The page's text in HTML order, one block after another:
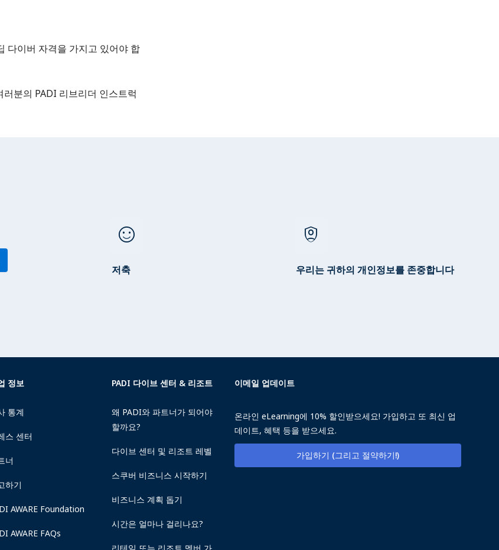
다이버 자격을 가지고 있어야 합
분의 PADI 리브리더 인스트럭
sentiment_satisfied
저축
shield_person
우리는 귀하의 개인정보를 존중합니다
정보
통계
스 센터
너
하기
AWARE Foundation
AWARE FAQs
PADI 다이브 센터 & 리조트
왜 PADI와 파트너가 되어야
할까요?
다이브 센터 및 리조트 레벨
스쿠버 비즈니스 시작하기
비즈니스 계획 돕기
시간은 얼마나 걸리나요?
이메일 업데이트
온라인 eLearning에 10% 할인받으세요! 가입하고 또 최신 업
데이트, 혜택 등을 받으세요.
가입하기 (그리고 절약하기!)